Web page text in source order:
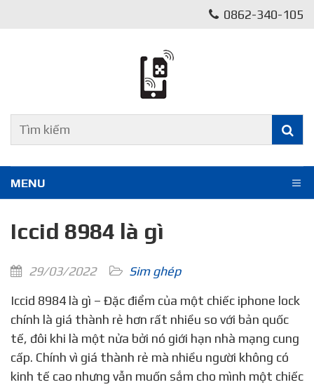
0862-340-105
MENU
Iccid 8984 là gì
29/03/2022
Sim ghép
Iccid 8984 là gì – Đặc điểm của một chiếc iphone lock
chính là giá thành rẻ hơn rất nhiều so với bản quốc
tế, đôi khi là một nửa bởi nó giới hạn nhà mạng cung
cấp. Chính vì giá thành rẻ mà nhiều người không có
kinh tế cao nhưng vẫn muốn sắm cho mình một chiếc